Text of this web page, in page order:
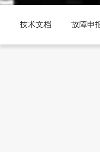
技术文档 故障申